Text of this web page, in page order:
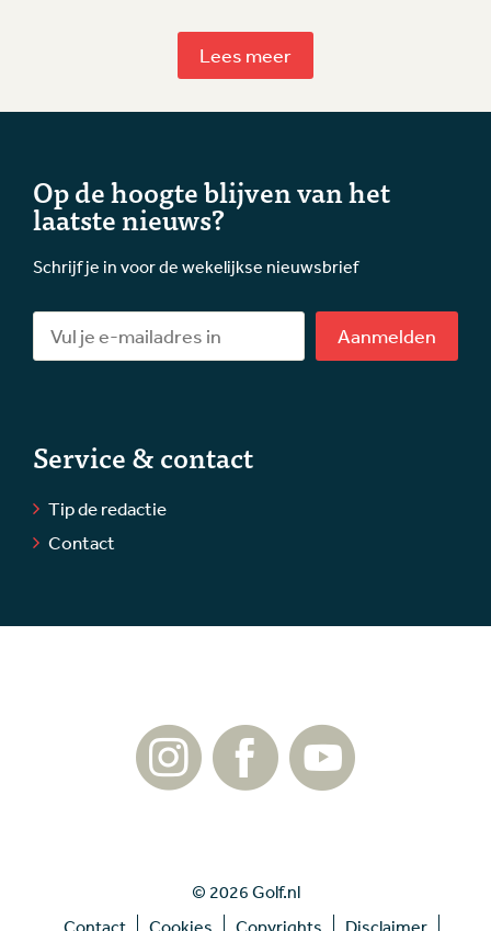
Lees meer
Op de hoogte blijven van het
laatste nieuws?
Schrijf je in voor de wekelijkse nieuwsbrief
Aanmelden
Service & contact
Tip de redactie
Contact
© 2026 Golf.nl
Contact
Cookies Copyrights Disclaimer